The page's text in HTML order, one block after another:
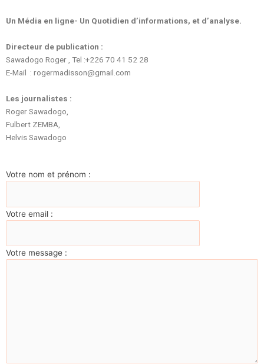
Un Média en ligne- Un Quotidien d’informations, et d’analyse.
Directeur de publication :
Sawadogo Roger , Tel :+226 70 41 52 28
E-Mail : rogermadisson@gmail.com
Les journalistes :
Roger Sawadogo,
Fulbert ZEMBA,
Helvis Sawadogo
Votre nom et prénom :
Votre email :
Votre message :